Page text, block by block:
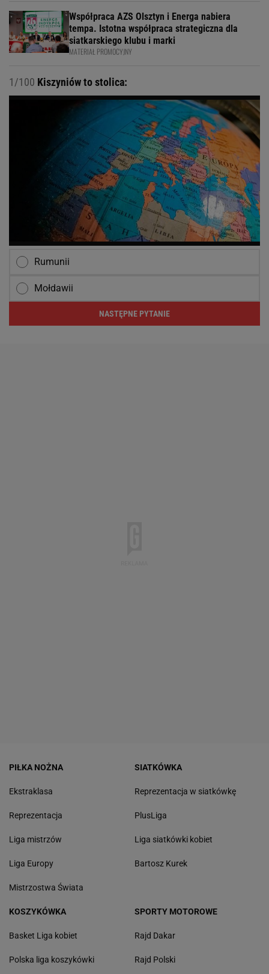
Współpraca AZS Olsztyn i Energa nabiera
tempa. Istotna współpraca strategiczna dla
siatkarskiego klubu i marki
MATERIAŁ PROMOCYJNY
1/100 Kiszyniów to stolica:
Rumunii
Mołdawii
NASTĘPNE PYTANIE
PIŁKA NOŻNA
Ekstraklasa
Reprezentacja
Liga mistrzów
Liga Europy
Mistrzostwa Świata
SIATKÓWKA
Reprezentacja w siatkówkę
PlusLiga
Liga siatkówki kobiet
Bartosz Kurek
KOSZYKÓWKA
Basket Liga kobiet
Polska liga koszykówki
SPORTY MOTOROWE
Rajd Dakar
Rajd Polski